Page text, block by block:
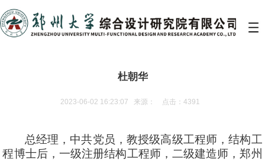
杜朝华
2023-06-02 16:23:07 来源： 点击：4391
总经理，中共党员，教授级高级工程师，结构工
程博士后，一级注册结构工程师，二级建造师，郑州